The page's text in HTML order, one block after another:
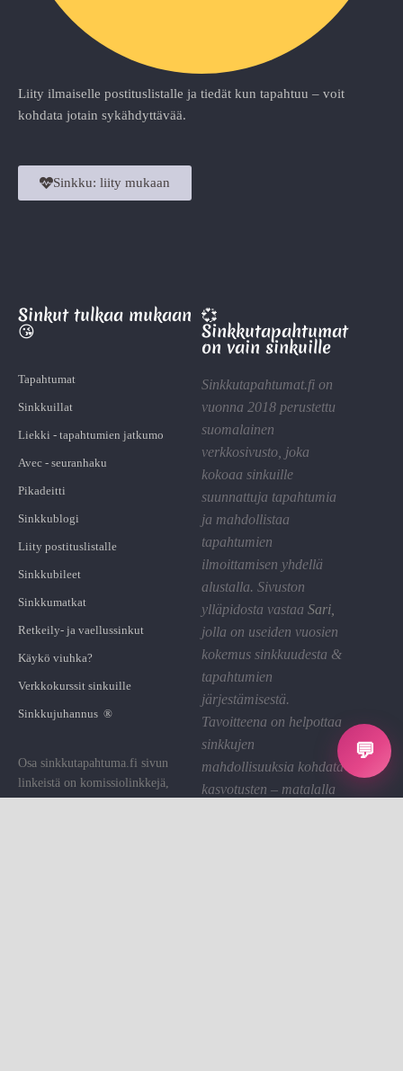
💬
Liity ilmaiselle postituslistalle ja tiedät kun tapahtuu – voit
kohdata jotain sykähdyttävää.
Sinkku: liity mukaan
Sinkut tulkaa mukaan
😘
Tapahtumat
Sinkkuillat
Liekki - tapahtumien jatkumo
Avec - seuranhaku
Pikadeitti
Sinkkublogi
Liity postituslistalle
Sinkkubileet
Sinkkumatkat
Retkeily- ja vaellussinkut
Käykö viuhka?
Verkkokurssit sinkuille
Sinkkujuhannus ®
Osa sinkkutapahtuma.fi sivun
linkeistä on komissiolinkkejä,
joiden kautta St saa pienen
💞
Sinkkutapahtumat
on vain sinkuille
Sinkkutapahtumat.fi on
vuonna 2018 perustettu
suomalainen
verkkosivusto, joka
kokoaa sinkuille
suunnattuja tapahtumia
ja mahdollistaa
tapahtumien
ilmoittamisen yhdellä
alustalla. Sivuston
ylläpidosta vastaa Sari
jolla on useiden vuosien
kokemus sinkkuudesta &
tapahtumien
järjestämisestä.
Tavoitteena on helpottaa
sinkkujen
mahdollisuuksia kohdata
kasvotusten – matalalla